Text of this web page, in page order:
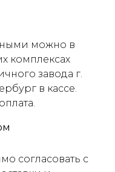
можно в
комплексах
завода г.
в кассе.
согласовать с